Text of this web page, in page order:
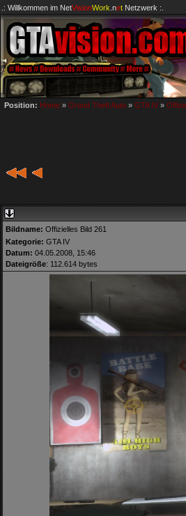
.: Willkommen im NetVisionWork .netNetzwerk :.
Position: Home » Grand Theft Auto » GTA IV »
Bildname: Offizielles Bild 261
Kategorie: GTA IV
Datum: 04.05.2008, 15:46
Dateigröße: 112.614 bytes